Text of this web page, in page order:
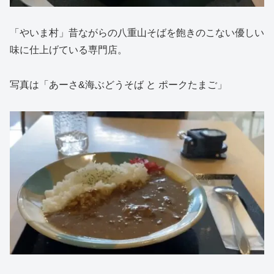
「やいま村」昔ながらの八重山そばを飽きのこない優しい
味に仕上げている専門店。
写真は「あーさ&海ぶどうそば と ポークたまご」